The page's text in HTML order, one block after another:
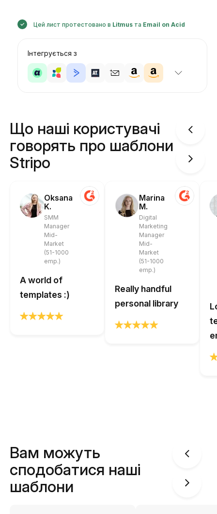
Цей лист протестовано в Litmusта Email on Acid
Інтегрується з
Що наші користувачі
говорять про шаблони
Stripo
Oksana
K.
SMM
Manager
Mid-
Market
(51-1000
emp.)
A world of
templates :)
Marina
M.
Digital
Marketing
Manager
Mid-
Market
(51-1000
emp.)
Really handful
personal library
Вам можуть
сподобатися наші
шаблони